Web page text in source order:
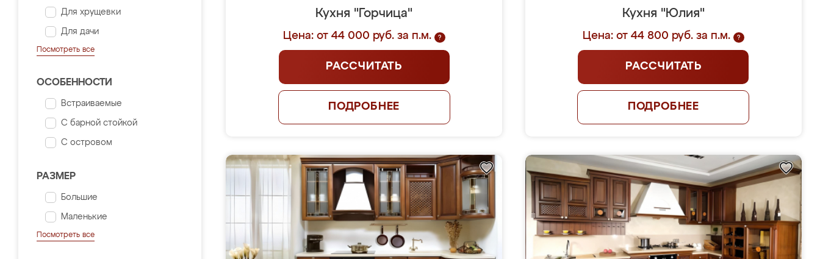
Для хрущевки
Для дачи
Посмотреть все
ОСОБЕННОСТИ
Встраиваемые
С барной стойкой
С островом
РАЗМЕР
Большие
Маленькие
Посмотреть все
Кухня "Горчица"
Цена: от 44 000 руб. за п.м. ?
РАССЧИТАТЬ
ПОДРОБНЕЕ
Кухня "Юлия"
Цена: от 44 800 руб. за п.м. ?
РАССЧИТАТЬ
ПОДРОБНЕЕ